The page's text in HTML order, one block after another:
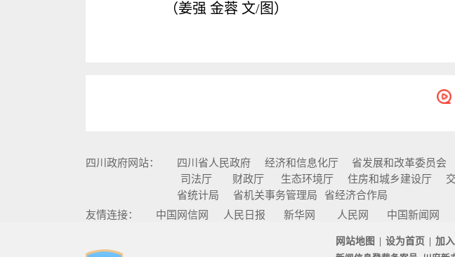
（姜强 金蓉 文/图）
四川政府网站： 四川省人民政府 经济和信息化厅 省发展和改革委员会
司法厅
财政厅 生态环境厅 住房和城乡建设厅
省统计局
省机关事务管理局
省经济合作局
友情连接：
中国网信网 人民日报 新华网 人民网 中国新闻网
网站地图 | 设为首页 | 加